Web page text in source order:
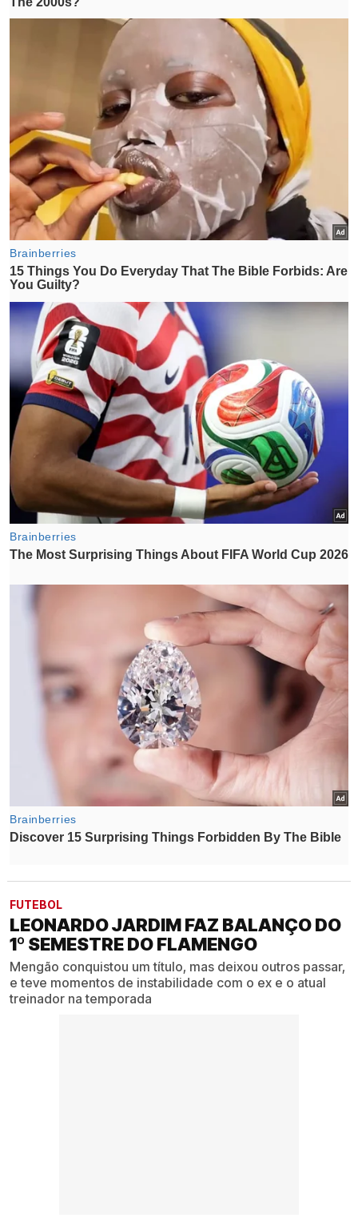
FUTEBOL
LEONARDO JARDIM FAZ BALANÇO DO
1º SEMESTRE DO FLAMENGO
Mengão conquistou um título, mas deixou outros passar,
e teve momentos de instabilidade com o ex e o atual
treinador na temporada